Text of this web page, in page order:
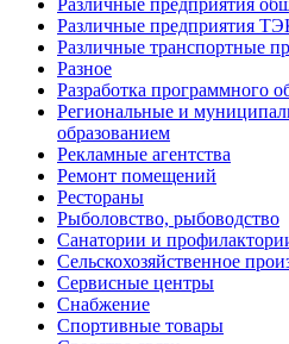
Различные предприятия
Различные транспортные
Разное
Разработка программного
Региональные и
образованием
Рекламные агентства
Ремонт помещений
Рестораны
Рыболовство, рыбоводство
Санатории и
Сельскохозяйственное
Сервисные центры
Снабжение
Спортивные товары